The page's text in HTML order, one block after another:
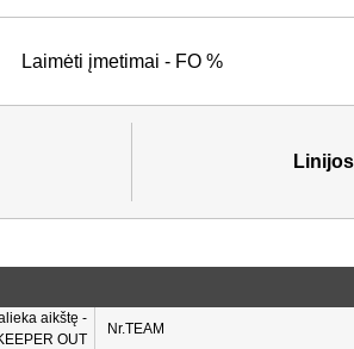
Laimėti įmetimai - FO %
aikštę -
OUT
Nr.TEAM